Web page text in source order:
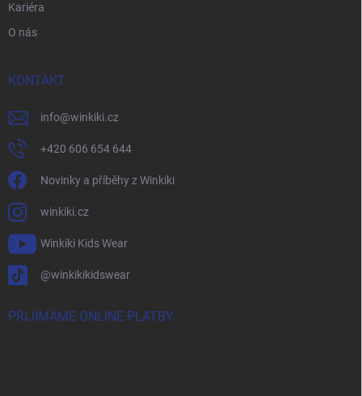
Kariéra
O nás
KONTAKT
info@winkiki.cz
+420 606 654 644
Novinky a příběhy z Winkiki
winkiki.cz
Winkiki Kids Wear
@winkikikidswear
PŘIJÍMÁME ONLINE PLATBY